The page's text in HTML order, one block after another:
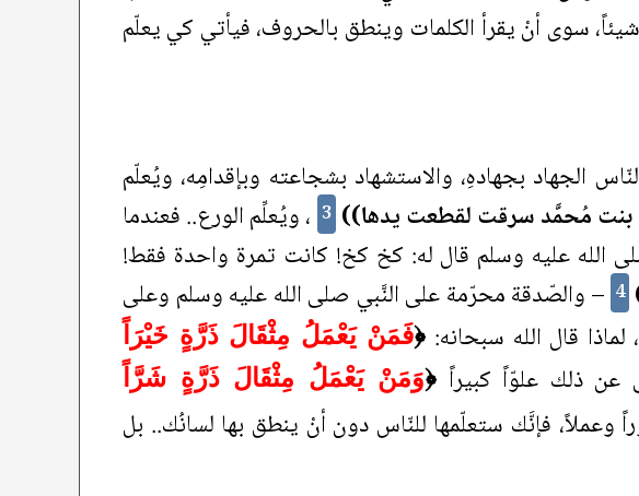
سوى أنْ يقرأ الكلمات وينطق بالحروف، فيأتي كي يعلّم
الجهاد بجهادهِ، والاستشهاد بشجاعته وبإقدامِه، ويُعلّم
بنت مُحمَّد سرقت لقطعت يدها)) 3 ، ويُعلِّم الورع.. فعندما
الله عليه وسلم قال له: كخ كخ! كانت تمرة واحدة فقط!
4 – والصّدقة محرّمة على النَّبي صلى الله عليه وسلم وعلى
قال الله سبحانه: ﴿فَمَنْ يَعْمَلُ مِثْقَالَ ذَرَّةٍ خَيْرَاً
عن ذلك علوّاً كبيراً ﴿وَمَنْ يَعْمَلُ مِثْقَالَ ذَرَّةٍ شَرَّاً
وعملاً، فإنَّك ستعلّمها للنّاس دون أنْ ينطق بها لسانُك.. بل